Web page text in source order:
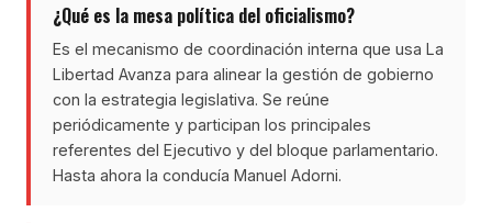
¿Qué es la mesa política del oficialismo?
Es el mecanismo de coordinación interna que usa La
Libertad Avanza para alinear la gestión de gobierno
con la estrategia legislativa. Se reúne
periódicamente y participan los principales
referentes del Ejecutivo y del bloque parlamentario.
Hasta ahora la conducía Manuel Adorni.